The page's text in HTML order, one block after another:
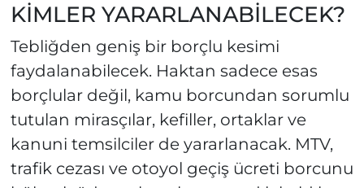
KİMLER YARARLANABİLECEK?
Tebliğden geniş bir borçlu kesimi
faydalanabilecek. Haktan sadece esas
borçlular değil, kamu borcundan sorumlu
tutulan mirasçılar, kefiller, ortaklar ve
kanuni temsilciler de yararlanacak. MTV,
trafik cezası ve otoyol geçiş ücreti borcunu